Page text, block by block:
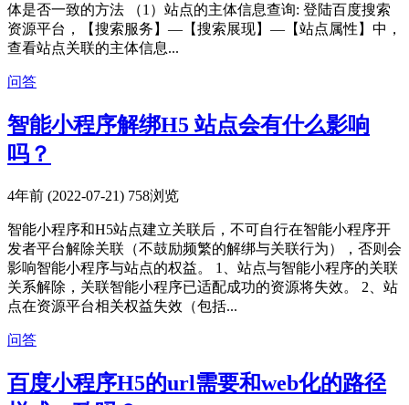
体是否一致的方法 （1）站点的主体信息查询: 登陆百度搜索
资源平台，【搜索服务】—【搜索展现】—【站点属性】中，
查看站点关联的主体信息...
问答
智能小程序解绑H5 站点会有什么影响
吗？
4年前 (2022-07-21) 758浏览
智能小程序和H5站点建立关联后，不可自行在智能小程序开
发者平台解除关联（不鼓励频繁的解绑与关联行为），否则会
影响智能小程序与站点的权益。 1、站点与智能小程序的关联
关系解除，关联智能小程序已适配成功的资源将失效。 2、站
点在资源平台相关权益失效（包括...
问答
百度小程序H5的url需要和web化的路径